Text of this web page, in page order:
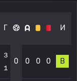
Г И
3
1
0 0 0 0 В